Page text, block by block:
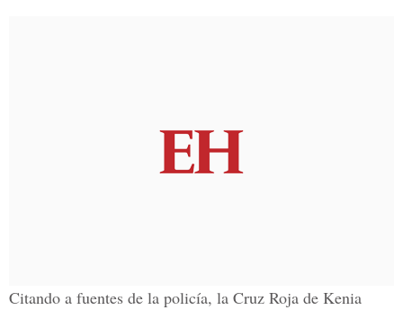
Citando a fuentes de la policía, la Cruz Roja de Kenia